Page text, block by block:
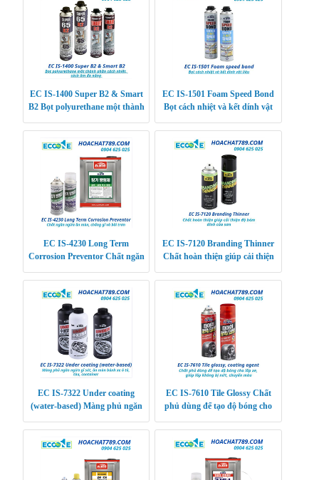
EC IS-1400 Super B2 & Smart
B2 Bọt polyurethane một thành
năng
EC IS-1501 Foam Speed Bond
Bọt cách nhiệt và kết dính vật
EC IS-4230 Long Term
Corrosion Preventor Chất ngăn
trơn siêu bền
EC IS-7120 Branding Thinner
Chất hoàn thiện giúp cải thiện
EC IS-7322 Under coating
(water-based) Màng phủ ngăn
tô, tàu, containe
EC IS-7610 Tile Glossy Chất
phủ dùng để tạo độ bóng cho
chuyển màu